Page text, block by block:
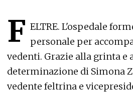
F ELTRE. L'ospedale
personale per
vedenti. Grazie alla grinta e
determinazione di Simona
vedente feltrina e